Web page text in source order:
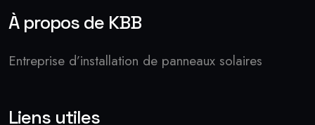
À propos de KBB
Entreprise d’installation de panneaux solaires
Liens utiles